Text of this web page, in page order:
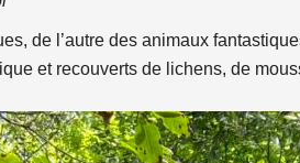
de l’autre des animaux
et recouverts de lichens, de